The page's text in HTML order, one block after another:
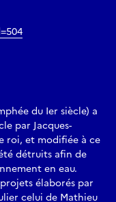
du Ier siècle) a
par Jacques-
roi, et modifiée à ce
détruits afin de
en eau.
élaborés par
celui de Mathieu